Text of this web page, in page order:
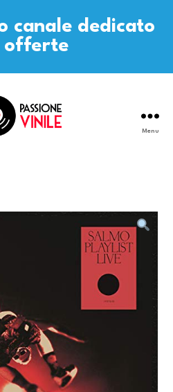
canale dedicato
offerte
Menu